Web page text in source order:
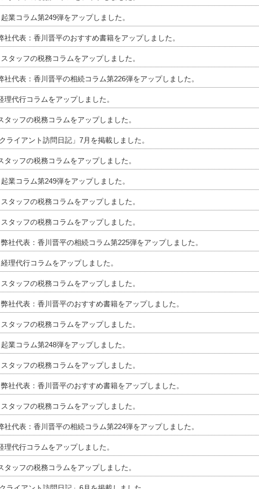
業コラム第249弾をアップしました。
代表：香川晋平のおすすめ書籍をアップしました。
タッフの税務コラムをアップしました。
代表：香川晋平の相続コラム第226弾をアップしました。
代行コラムをアップしました。
ッフの税務コラムをアップしました。
ライアント訪問日記」7月を掲載しました。
ッフの税務コラムをアップしました。
業コラム第249弾をアップしました。
タッフの税務コラムをアップしました。
タッフの税務コラムをアップしました。
社代表：香川晋平の相続コラム第225弾をアップしました。
理代行コラムをアップしました。
タッフの税務コラムをアップしました。
社代表：香川晋平のおすすめ書籍をアップしました。
タッフの税務コラムをアップしました。
業コラム第248弾をアップしました。
タッフの税務コラムをアップしました。
社代表：香川晋平のおすすめ書籍をアップしました。
タッフの税務コラムをアップしました。
代表：香川晋平の相続コラム第224弾をアップしました。
代行コラムをアップしました。
ッフの税務コラムをアップしました。